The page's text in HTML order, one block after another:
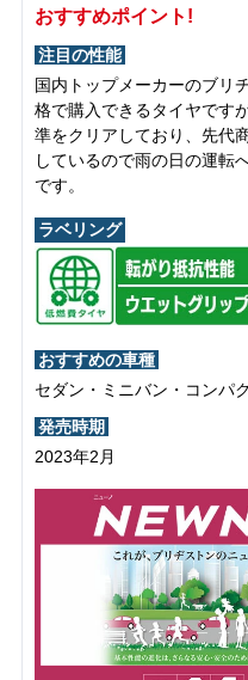
おすすめポイント!
注目の性能
国内トップメーカーのブリ
格で購入できるタイヤです
準をクリアしており、先代
しているので雨の日の運転
です。
ラベリング
おすすめの車種
セダン・ミニバン・コンパ
発売時期
2023年2月